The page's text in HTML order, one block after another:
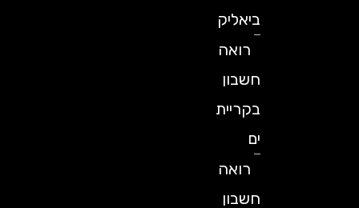
ביאליק
רואה
חשבון
בקריית
רואה
חשבון